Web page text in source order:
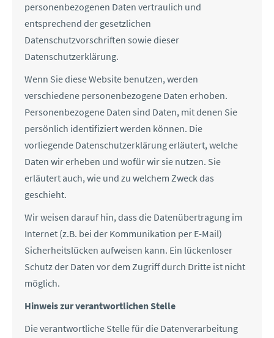
personenbezogenen Daten vertraulich und
entsprechend der gesetzlichen
Datenschutzvorschriften sowie dieser
Datenschutzerklärung.
Wenn Sie diese Website benutzen, werden
verschiedene personenbezogene Daten erhoben.
Personenbezogene Daten sind Daten, mit denen Sie
persönlich identifiziert werden können. Die
vorliegende Datenschutzerklärung erläutert, welche
Daten wir erheben und wofür wir sie nutzen. Sie
erläutert auch, wie und zu welchem Zweck das
geschieht.
Wir weisen darauf hin, dass die Datenübertragung im
Internet (z.B. bei der Kommunikation per E-Mail)
Sicherheitslücken aufweisen kann. Ein lückenloser
Schutz der Daten vor dem Zugriff durch Dritte ist nicht
möglich.
Hinweis zur verantwortlichen Stelle
Die verantwortliche Stelle für die Datenverarbeitung